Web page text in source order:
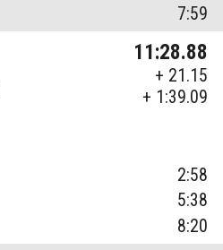
7:59
11:28.88
+ 21.15
+ 1:39.09
2:58
5:38
8:20